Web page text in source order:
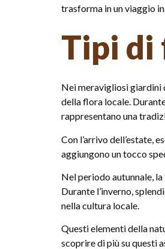
trasforma in un viaggio
Tipi di
Nei meravigliosi giardini
della flora locale.
rappresentano una
Con l’arrivo dell’estate,
aggiungono un tocco
Nel periodo autunnale,
Durante l’inverno,
nella cultura locale.
Questi elementi della
scoprire di più su questi